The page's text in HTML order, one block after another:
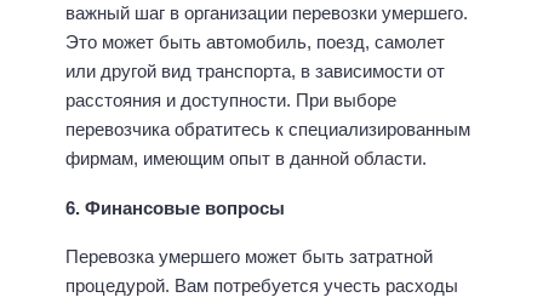
важный шаг в организации перевозки умершего.
Это может быть автомобиль, поезд, самолет
или другой вид транспорта, в зависимости от
расстояния и доступности. При выборе
перевозчика обратитесь к специализированным
фирмам, имеющим опыт в данной области.
6. Финансовые вопросы
Перевозка умершего может быть затратной
процедурой. Вам потребуется учесть расходы